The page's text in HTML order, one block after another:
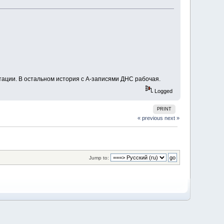
В остальном история с А-записями ДНС рабочая.
Logged
PRINT
« previous next »
Jump to: